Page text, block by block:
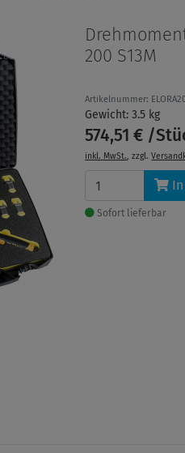
200 S13M
Artikelnummer:
Gewicht: 3.5 kg
574,51 € /
inkl. MwSt., zzgl.
Sofort lieferbar